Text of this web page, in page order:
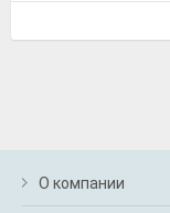
О компании